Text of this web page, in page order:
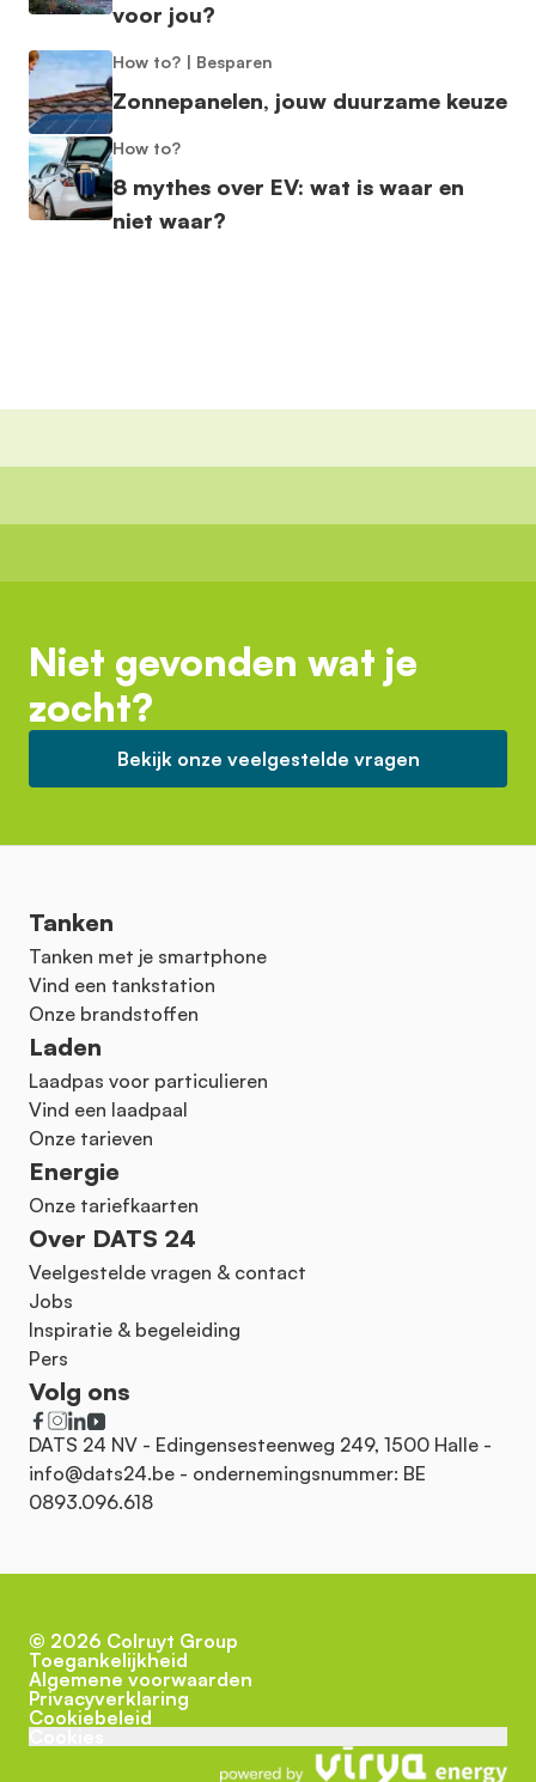
voor jou?
How to? | Besparen
Zonnepanelen, jouw duurzame keuze
How to?
8 mythes over EV: wat is waar en
niet waar?
Niet gevonden wat je
zocht?
Bekijk onze veelgestelde vragen
Tanken
Tanken met je smartphone
Vind een tankstation
Onze brandstoffen
Laden
Laadpas voor particulieren
Vind een laadpaal
Onze tarieven
Energie
Onze tariefkaarten
Over DATS 24
Veelgestelde vragen & contact
Jobs
Inspiratie & begeleiding
Pers
Volg ons
DATS 24 NV - Edingensesteenweg 249, 1500 Halle -
info@dats24.be - ondernemingsnummer: BE
0893.096.618
© 2026 Colruyt Group
Toegankelijkheid
Algemene voorwaarden
Privacyverklaring
Cookiebeleid